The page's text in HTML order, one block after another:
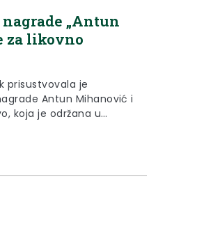
„Antun
za likovno
prisustvovala je
Antun Mihanović i
koja je održana u
ovogodišnjih Dana
knjižnica i